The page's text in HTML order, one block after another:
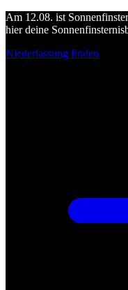
Am 12.08. ist
hier deine
Niederlassung finden